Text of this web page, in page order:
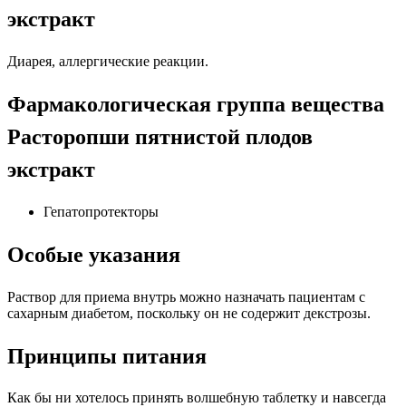
экстракт
Диарея, аллергические реакции.
Фармакологическая группа вещества
Расторопши пятнистой плодов
экстракт
Гепатопротекторы
Особые указания
Раствор для приема внутрь можно назначать пациентам с
сахарным диабетом, поскольку он не содержит декстрозы.
Принципы питания
Как бы ни хотелось принять волшебную таблетку и навсегда